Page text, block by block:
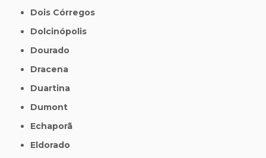
Dois Córregos
Dolcinópolis
Dourado
Dracena
Duartina
Dumont
Echaporã
Eldorado